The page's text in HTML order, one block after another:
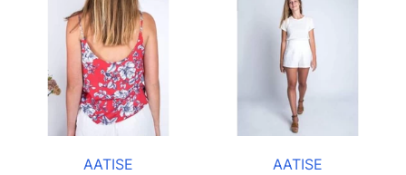
AATISE
AATISE